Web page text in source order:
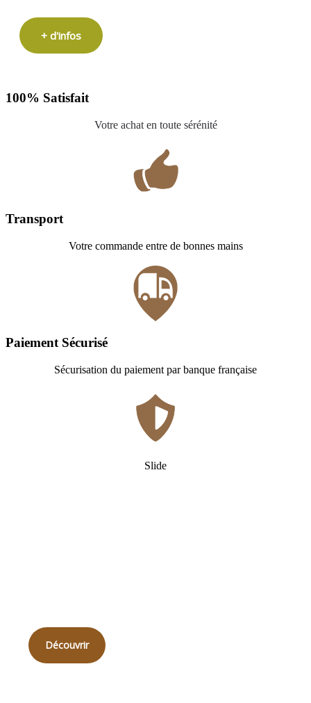
+ d'infos
100% Satisfait
Votre achat en toute sérénité
Transport
Votre commande entre de bonnes mains
Paiement Sécurisé
Sécurisation du paiement par banque française
Slide
Découvrir